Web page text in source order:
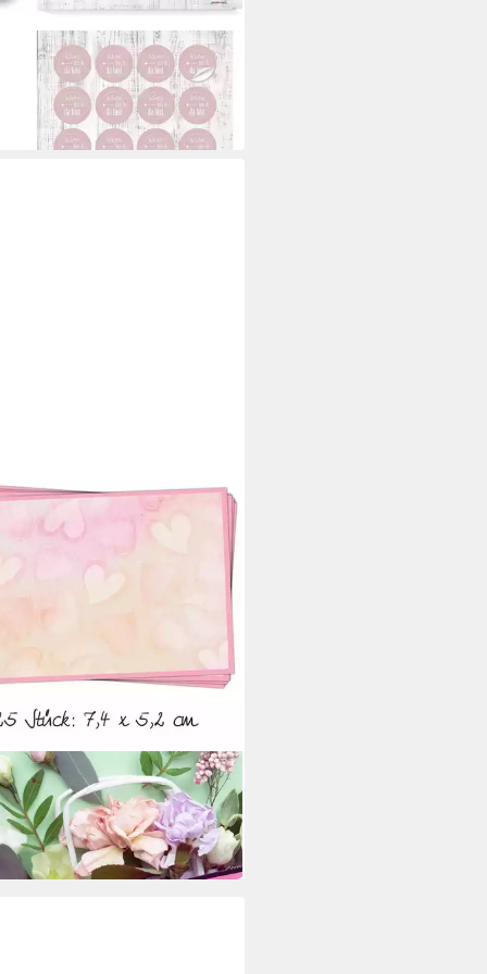
VERLAG
Aufkleber Set 24 Schön,
du da bist + 35 Sticker rosa pink
Werktagen bei dir
VERLAG
25 kleine Aufkleber 7,4 x
mit rosa Herzen - Etiketten
bei dir